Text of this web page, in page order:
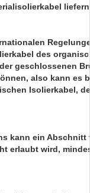
des
geschlossenen
also kann es
Isolierkabel,
kann ein
erlaubt wird,